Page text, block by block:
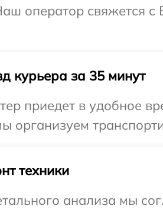
оператор свяжется с
курьера за 35 минут
приедет в удобное
организуем
техники
анализа мы